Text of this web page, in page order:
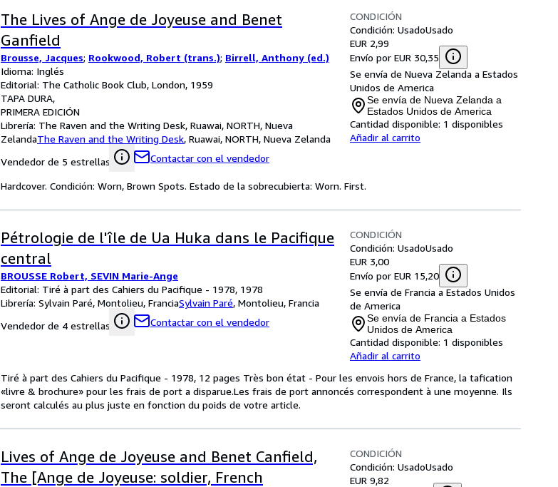
The Lives of Ange de Joyeuse and Benet
Ganfield
Brousse, Jacques; Rookwood, Robert (trans.); Birrell, Anthony (ed.)
Idioma: Inglés
Editorial: The Catholic Book Club, London, 1959
TAPA DURA
PRIMERA EDICIÓN
Librería: The Raven and the Writing Desk, Ruawai, NORTH, Nueva
ZelandaThe Raven and the Writing Desk, Ruawai, NORTH, Nueva Zelanda
Vendedor de 5 estrellas
Contactar con el vendedor
CONDICIÓN
Condición: UsadoUsado
EUR 2,99
Envío por EUR 30,35
Se envía de Nueva Zelanda a Estados
Unidos de America
Se envía de Nueva Zelanda a
Estados Unidos de America
Cantidad disponible: 1 disponibles
Añadir al carrito
Hardcover. Condición: Worn, Brown Spots. Estado de la sobrecubierta: Worn. First.
Pétrologie de l'île de Ua Huka dans le Pacifique
central
BROUSSE Robert, SEVIN Marie-Ange
Editorial: Tiré à part des Cahiers du Pacifique - 1978, 1978
Librería: Sylvain Paré, Montolieu, FranciaSylvain Paré, Montolieu, Francia
Vendedor de 4 estrellas
Contactar con el vendedor
CONDICIÓN
Condición: UsadoUsado
EUR 3,00
Envío por EUR 15,20
Se envía de Francia a Estados Unidos
de America
Se envía de Francia a Estados
Unidos de America
Cantidad disponible: 1 disponibles
Añadir al carrito
Tiré à part des Cahiers du Pacifique - 1978, 12 pages Très bon état - Pour les envois hors de France, la tafication
«livre & brochure» pour les frais de port a disparue.Les frais de port annoncés correspondent à une moyenne. Ils
seront calculés au plus juste en fonction du poids de votre article.
Lives of Ange de Joyeuse and Benet Canfield,
The [Ange de Joyeuse: soldier, French
CONDICIÓN
Condición: UsadoUsado
EUR 9,82